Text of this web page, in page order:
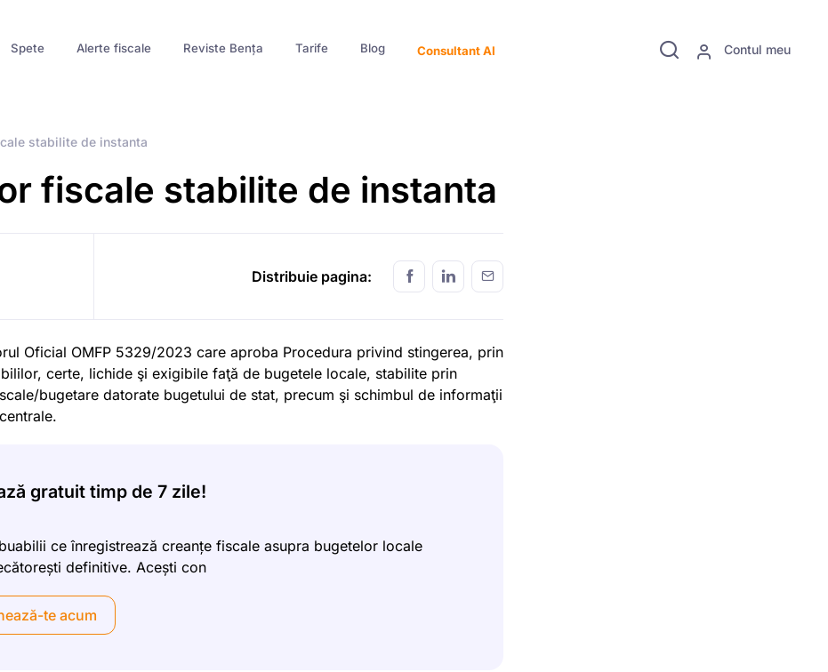
Contul meu
Spete Alerte fiscale Reviste Bența Tarife Blog Consultant AI
stabilite de instanta
fiscale stabilite de instanta
Distribuie pagina:
Oficial OMFP 5329/2023 care aproba Procedura privind stingerea, prin
certe, lichide şi exigibile faţă de bugetele locale, stabilite prin
bugetare datorate bugetului de stat, precum şi schimbul de informaţii
gratuit timp de 7 zile!
ce înregistrează creanțe fiscale asupra bugetelor locale
definitive. Acești con
te acum